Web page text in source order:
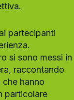
partecipanti
si sono messi in
raccontando
hanno
particolare